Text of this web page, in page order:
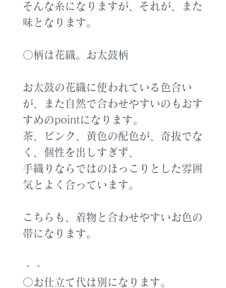
そんな糸になりますが、それが、また
味となります。
〇柄は花織。お太鼓柄
お太鼓の花織に使われている色合い
が、また自然で合わせやすいのもおす
すめのpointになります。
茶、ピンク、黄色の配色が、奇抜でな
く、個性を出しすぎず、
手織りならではのほっこりとした雰囲
気とよく合っています。
こちらも、着物と合わせやすいお色の
帯になります。
・・
〇お仕立て代は別になります。